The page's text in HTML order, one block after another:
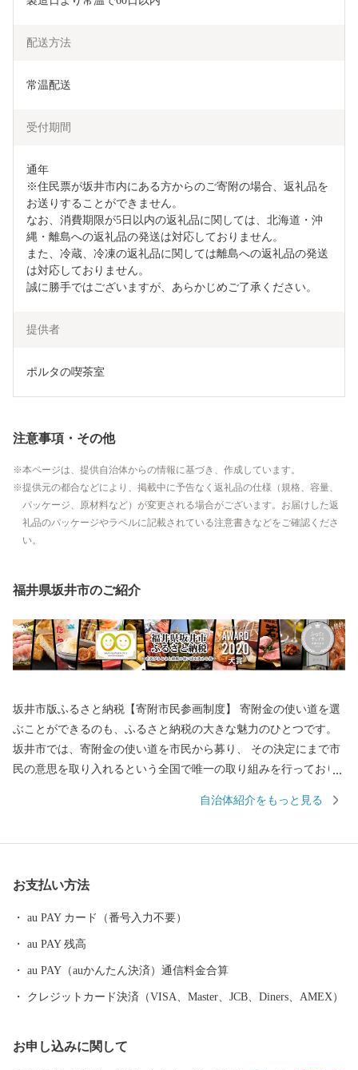
配送方法
常温配送
受付期間
通年
※住民票が坂井市内にある方からのご寄附の場合、返礼品を
お送りすることができません。
なお、消費期限が5日以内の返礼品に関しては、北海道・沖
縄・離島への返礼品の発送は対応しておりません。
また、冷蔵、冷凍の返礼品に関しては離島への返礼品の発送
は対応しておりません。
誠に勝手ではございますが、あらかじめご了承ください。
提供者
ポルタの喫茶室
注意事項・その他
本ページは、提供自治体からの情報に基づき、作成しています。
提供元の都合などにより、掲載中に予告なく返礼品の仕様（規格、容量、
パッケージ、原材料など）が変更される場合がございます。お届けした返
礼品のパッケージやラベルに記載されている注意書きなどをご確認くださ
い。
福井県坂井市のご紹介
坂井市版ふるさと納税【寄附市民参画制度】 寄附金の使い道を選
ぶことができるのも、ふるさと納税の大きな魅力のひとつです。
坂井市では、寄附金の使い道を市民から募り、 その決定にまで市
民の意思を取り入れるという全国で唯一の取り組みを行っており
ふるさと”です！(同市丸岡町はコシヒカリ開発者 石墨博士の故郷
織による織マークは国内シェアの80％を占めております。 また、
景勝地「東尋坊」に代表される海岸線や現存十二天守として知ら
れる「丸岡城」などを有することでも有名です。 心から笑顔にな
ただいた個人情報は、坂井市が責任をもって管理し、関係法令で
自治体紹介をもっと見る
お支払い方法
au PAY カード（番号入力不要）
au PAY 残高
au PAY（auかんたん決済）通信料金合算
クレジットカード決済（VISA、Master、JCB、Diners、AMEX）
お申し込みに関して